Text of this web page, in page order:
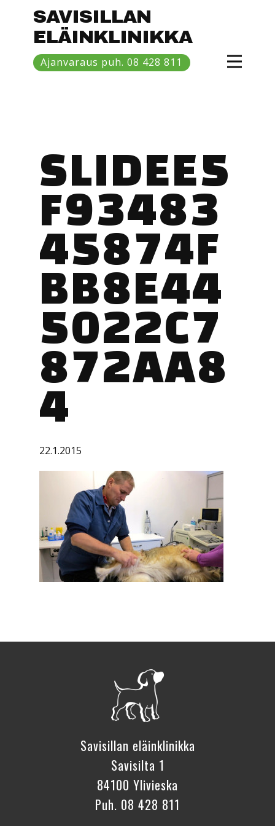
Ajanvaraus puh. 08 428 811
SAVISILLAN
ELÄINKLINIKKA
Etusivu
Hinnasto
SLIDEE5
F93483
45874F
BB8E44
5022C7
872AA8
4
22.1.2015
Savisillan eläinklinikka
Savisilta 1
84100 Ylivieska
Puh. 08 428 811